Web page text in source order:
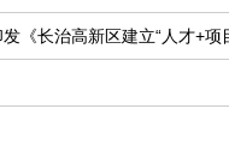
《长治高新区建立“人才+